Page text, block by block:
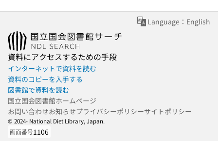
Language：English
資料にアクセスするための手段
インターネットで資料を読む
資料のコピーを入手する
図書館で資料を読む
国立国会図書館ホームページ
お問い合わせお知らせプライバシーポリシーサイトポリシー
© 2024- National Diet Library, Japan.
画面番号1106